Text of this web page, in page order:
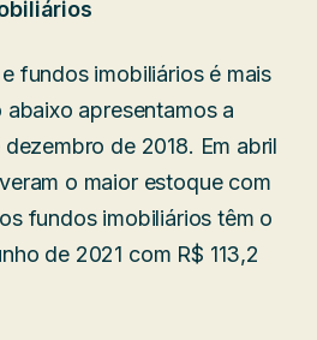
fundos imobiliários é mais
apresentamos a
de 2018. Em abril
o maior estoque com
fundos imobiliários têm o
de 2021 com R$ 113,2